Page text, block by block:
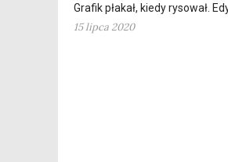
Grafik płakał, kiedy rysował.
15 lipca 2020